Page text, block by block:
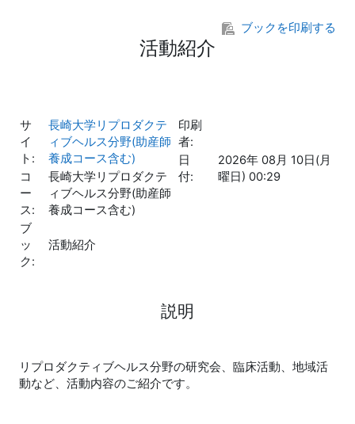
ブックを印刷する
活動紹介
サ
イ
ト:
長崎大学リプロダクテ
ィブヘルス分野(助産師
養成コース含む)
コ
ー
ス:
長崎大学リプロダクテ
ィブヘルス分野(助産師
養成コース含む)
ブ
ッ
ク:
活動紹介
印刷
者:
日
付:
2026年 08月 10日(月
曜日) 00:29
説明
リプロダクティブヘルス分野の研究会、臨床活動、地域活
動など、活動内容のご紹介です。